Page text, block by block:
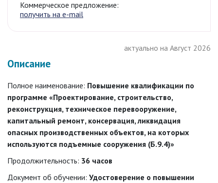
актуально на Август 2026
Описание
Полное наименование: Повышение квалификации по
программе «Проектирование, строительство,
реконструкция, техническое перевооружение,
капитальный ремонт, консервация, ликвидация
опасных производственных объектов, на которых
используются подъемные сооружения (Б.9.4)»
Продолжительность: 36 часов
Документ об обучении: Удостоверение о повышении
Коммерческое предложение:
получить на e-mail